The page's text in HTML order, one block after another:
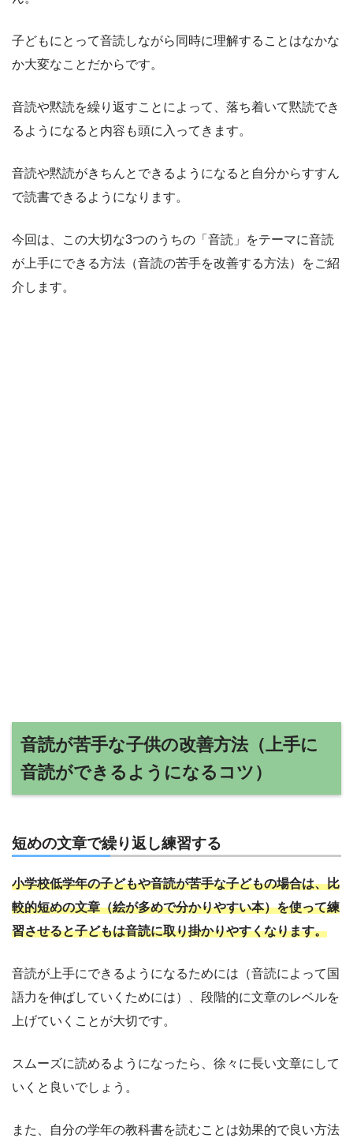
子どもにとって音読しながら同時に理解することはなかな
か大変なことだからです。
音読や黙読を繰り返すことによって、落ち着いて黙読でき
るようになると内容も頭に入ってきます。
音読や黙読がきちんとできるようになると自分からすすん
で読書できるようになります。
今回は、この大切な3つのうちの「音読」をテーマに音読
が上手にできる方法（音読の苦手を改善する方法）をご紹
介します。
音読が苦手な子供の改善方法（上手に
音読ができるようになるコツ）
短めの文章で繰り返し練習する
小学校低学年の子どもや音読が苦手な子どもの場合は、比
較的短めの文章（絵が多めで分かりやすい本）を使って練
習させると子どもは音読に取り掛かりやすくなります。
音読が上手にできるようになるためには（音読によって国
語力を伸ばしていくためには）、段階的に文章のレベルを
上げていくことが大切です。
スムーズに読めるようになったら、徐々に長い文章にして
いくと良いでしょう。
また、自分の学年の教科書を読むことは効果的で良い方法